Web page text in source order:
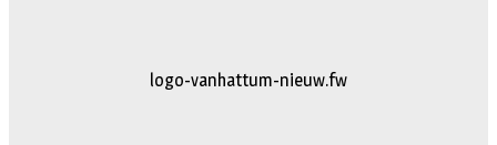
logo-vanhattum-nieuw.fw